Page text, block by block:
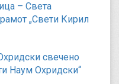
– Света
„Свети Кирил
свечено
Наум Охридски“